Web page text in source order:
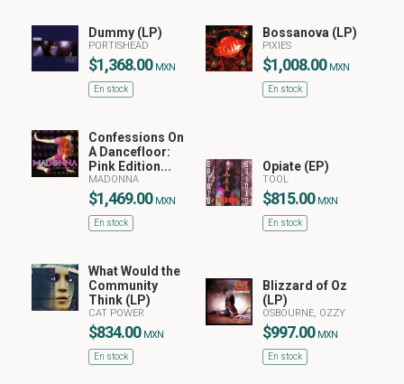
Dummy (LP)
PORTISHEAD
$1,368.00 MXN
En stock
Bossanova (LP)
PIXIES
$1,008.00 MXN
En stock
Confessions On
A Dancefloor:
Pink Edition...
MADONNA
$1,469.00 MXN
En stock
Opiate (EP)
TOOL
$815.00 MXN
En stock
What Would the
Community
Think (LP)
CAT POWER
$834.00 MXN
En stock
Blizzard of Oz
(LP)
OSBOURNE, OZZY
$997.00 MXN
En stock